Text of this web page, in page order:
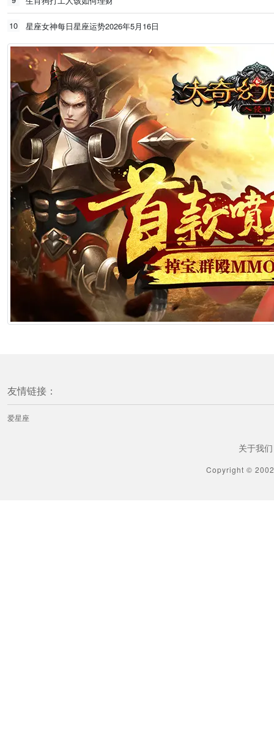
10 星座女神每日星座运势2026年5月16日
友情链接：
爱星座
关于我们
Copyright ©